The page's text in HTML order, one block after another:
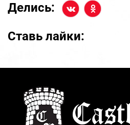
Делись:
Ставь лайки: